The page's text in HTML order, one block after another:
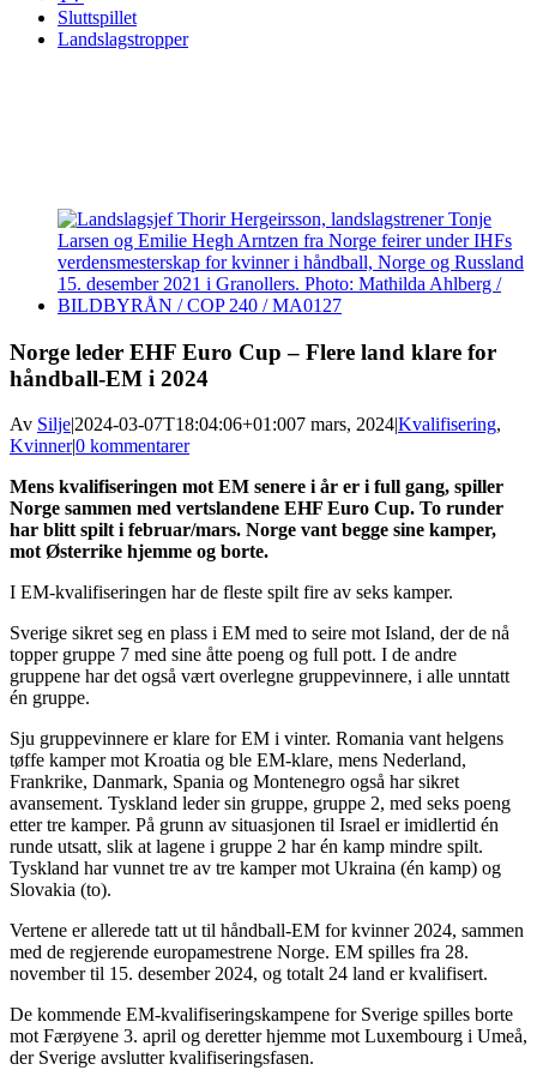
Sluttspillet
Landslagstropper
View
Larger
Image
Norge leder EHF Euro Cup – Flere land klare for
håndball-EM i 2024
Av Silje|2024-03-07T18:04:06+01:007 mars, 2024|Kvalifisering,
Kvinner|0 kommentarer
Mens kvalifiseringen mot EM senere i år er i full gang, spiller
Norge sammen med vertslandene EHF Euro Cup. To runder
har blitt spilt i februar/mars. Norge vant begge sine kamper,
mot Østerrike hjemme og borte.
I EM-kvalifiseringen har de fleste spilt fire av seks kamper.
Sverige sikret seg en plass i EM med to seire mot Island, der de nå
topper gruppe 7 med sine åtte poeng og full pott. I de andre
gruppene har det også vært overlegne gruppevinnere, i alle unntatt
én gruppe.
Sju gruppevinnere er klare for EM i vinter. Romania vant helgens
tøffe kamper mot Kroatia og ble EM-klare, mens Nederland,
Frankrike, Danmark, Spania og Montenegro også har sikret
avansement. Tyskland leder sin gruppe, gruppe 2, med seks poeng
etter tre kamper. På grunn av situasjonen til Israel er imidlertid én
runde utsatt, slik at lagene i gruppe 2 har én kamp mindre spilt.
Tyskland har vunnet tre av tre kamper mot Ukraina (én kamp) og
Slovakia (to).
Vertene er allerede tatt ut til håndball-EM for kvinner 2024, sammen
med de regjerende europamestrene Norge. EM spilles fra 28.
november til 15. desember 2024, og totalt 24 land er kvalifisert.
De kommende EM-kvalifiseringskampene for Sverige spilles borte
mot Færøyene 3. april og deretter hjemme mot Luxembourg i Umeå,
der Sverige avslutter kvalifiseringsfasen.